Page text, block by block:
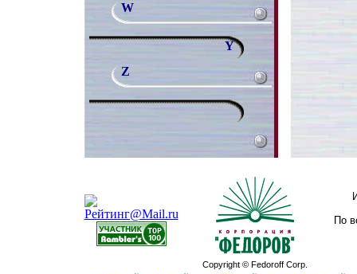
W
Y
Z
Copyright © Fedoroff Corp.
По